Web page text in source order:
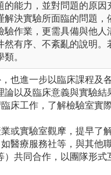
的能力，並對問題的原因
決實驗所面臨的問題，
驗作業，更需具備與他人
然有序、不紊亂的說明。
。
也進一步以臨床課程及
論以及臨床意義與實驗結
床工作，了解檢驗室實
或實驗室觀摩，提早了
醫療服務社等，與其他
）共同合作，以團隊形式